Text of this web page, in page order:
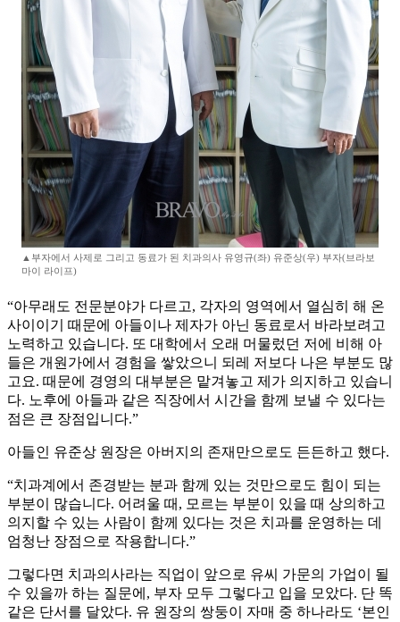
▲부자에서 사제로 그리고 동료가 된 치과의사 유영규(좌) 유준상(우) 부자(브라보
마이 라이프)
“아무래도 전문분야가 다르고, 각자의 영역에서 열심히 해 온
사이이기 때문에 아들이나 제자가 아닌 동료로서 바라보려고
노력하고 있습니다. 또 대학에서 오래 머물렀던 저에 비해 아
들은 개원가에서 경험을 쌓았으니 되레 저보다 나은 부분도 많
고요. 때문에 경영의 대부분은 맡겨놓고 제가 의지하고 있습니
다. 노후에 아들과 같은 직장에서 시간을 함께 보낼 수 있다는
점은 큰 장점입니다.”
아들인 유준상 원장은 아버지의 존재만으로도 든든하고 했다.
“치과계에서 존경받는 분과 함께 있는 것만으로도 힘이 되는
부분이 많습니다. 어려울 때, 모르는 부분이 있을 때 상의하고
의지할 수 있는 사람이 함께 있다는 것은 치과를 운영하는 데
엄청난 장점으로 작용합니다.”
그렇다면 치과의사라는 직업이 앞으로 유씨 가문의 가업이 될
수 있을까 하는 질문에, 부자 모두 그렇다고 입을 모았다. 단 똑
같은 단서를 달았다. 유 원장의 쌍둥이 자매 중 하나라도 ‘본인